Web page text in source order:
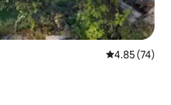
レビュー74
4.85 (74)